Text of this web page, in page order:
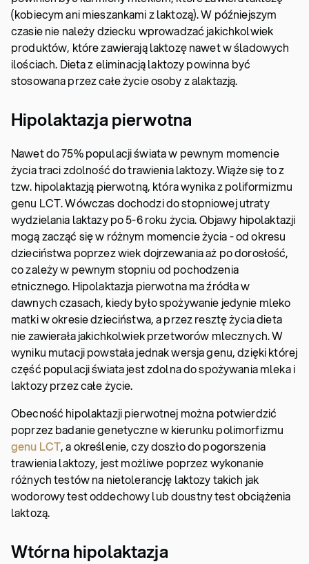
(kobiecym ani mieszankami z laktozą). W późniejszym
czasie nie należy dziecku wprowadzać jakichkolwiek
produktów, które zawierają laktozę nawet w śladowych
ilościach. Dieta z eliminacją laktozy powinna być
stosowana przez całe życie osoby z alaktazją.
Hipolaktazja pierwotna
Nawet do 75% populacji świata w pewnym momencie
życia traci zdolność do trawienia laktozy. Wiąże się to z
tzw. hipolaktazją pierwotną, która wynika z poliformizmu
genu LCT. Wówczas dochodzi do stopniowej utraty
wydzielania laktazy po 5-6 roku życia. Objawy hipolaktazji
mogą zacząć się w różnym momencie życia - od okresu
dzieciństwa poprzez wiek dojrzewania aż po dorosłość,
co zależy w pewnym stopniu od pochodzenia
etnicznego. Hipolaktazja pierwotna ma źródła w
dawnych czasach, kiedy było spożywanie jedynie mleko
matki w okresie dzieciństwa, a przez resztę życia dieta
nie zawierała jakichkolwiek przetworów mlecznych. W
wyniku mutacji powstała jednak wersja genu, dzięki której
część populacji świata jest zdolna do spożywania mleka i
laktozy przez całe życie.
Obecność hipolaktazji pierwotnej można potwierdzić
poprzez badanie genetyczne w kierunku polimorfizmu
genu LCT, a określenie, czy doszło do pogorszenia
trawienia laktozy, jest możliwe poprzez wykonanie
różnych testów na nietolerancję laktozy takich jak
wodorowy test oddechowy lub doustny test obciążenia
laktozą.
Wtórna hipolaktazja